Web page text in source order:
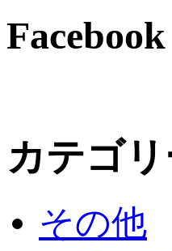
Facebook
カテゴ
その他